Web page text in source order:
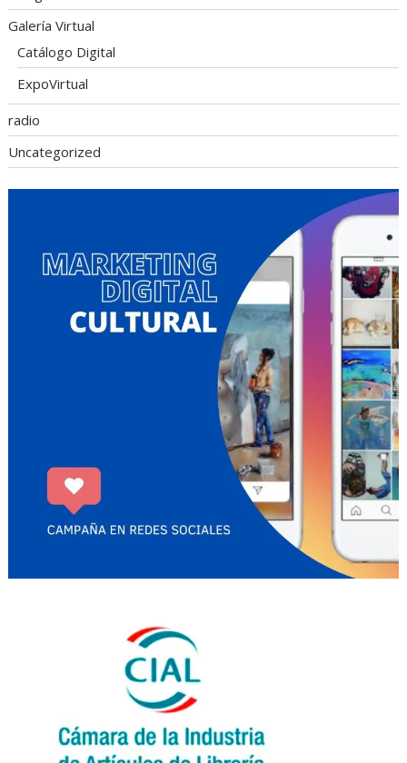
Galería Virtual
Catálogo Digital
ExpoVirtual
radio
Uncategorized